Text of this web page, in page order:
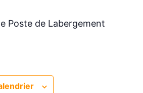
Poste de Labergement